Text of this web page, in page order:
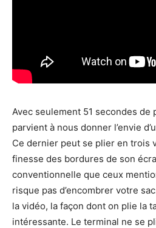
Avec seulement 51 secondes de
parvient à nous donner l’envie
Ce dernier peut se plier en trois
finesse des bordures de son
conventionnelle que ceux
risque pas d’encombrer votre
la vidéo, la façon dont on plie la
intéressante. Le terminal ne se